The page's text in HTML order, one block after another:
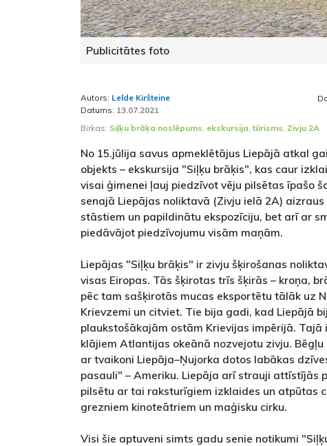
Publicitātes foto
Autors: Lelde Kiršteine
Datums: 13.07.2021
Birkas: Siļķu brāķa noslēpums ekskursija ,tūrisms Zivju 2A
No 15.jūlija savus apmeklētājus Liepājā atkal
objekts – ekskursija "Siļķu brāķis", kas caur
visai ģimenei ļauj piedzīvot vēju pilsētas īpašo
senajā Liepājas noliktavā (Zivju ielā 2A) aizraus
stāstiem un papildinātu ekspozīciju, bet arī ar
piedāvājot piedzīvojumu visām maņām.
Liepājas "Siļķu brāķis" ir zivju šķirošanas
visas Eiropas. Tās šķirotas trīs šķirās – kroņa,
pēc tam sašķirotās mucas eksportētu tālāk uz
Krievzemi un citviet. Tie bija gadi, kad Liepājā
plaukstošākajām ostām Krievijas impērijā. Tajā
klājiem Atlantijas okeānā nozvejotu zivju.
ar tvaikoni Liepāja–Ņujorka dotos labākas
pasauli" – Ameriku. Liepāja arī strauji attīstījās
pilsētu ar tai raksturīgiem izklaides un atpūtas
grezniem kinoteātriem un maģisku cirku.
Visi šie aptuveni simts gadu senie notikumi